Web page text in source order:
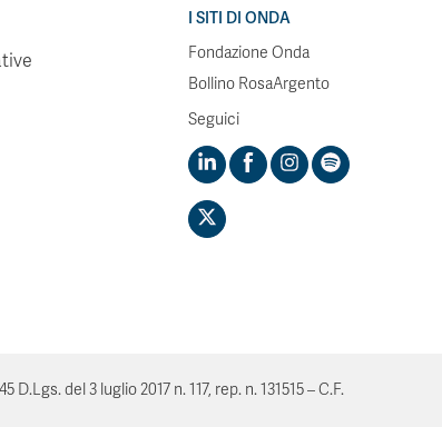
I SITI DI ONDA
Fondazione Onda
Bollino RosaArgento
Seguici
del 3 luglio 2017 n. 117, rep. n. 131515 – C.F.